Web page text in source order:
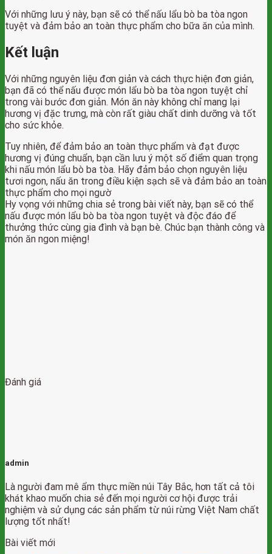
Với những lưu ý này, bạn sẽ có thể nấu lẩu bò ba tòa ngon
tuyệt và đảm bảo an toàn thực phẩm cho bữa ăn của mình.
Kết luận
Với những nguyên liệu đơn giản và cách thực hiện đơn giản,
bạn đã có thể nấu được món lẩu bò ba tòa ngon tuyệt chỉ
trong vài bước đơn giản. Món ăn này không chỉ mang lại
hương vị đặc trưng, mà còn rất giàu chất dinh dưỡng và tốt
cho sức khỏe.
Tuy nhiên, để đảm bảo an toàn thực phẩm và đạt được
hương vị đúng chuẩn, bạn cần lưu ý một số điểm quan trọng
khi nấu món lẩu bò ba tòa. Hãy đảm bảo chọn nguyên liệu
tươi ngon, nấu ăn trong điều kiện sạch sẽ và đảm bảo an toàn
thực phẩm cho mọi ngườ
Hy vọng với những chia sẻ trong bài viết này, bạn sẽ có thể
nấu được món lẩu bò ba tòa ngon tuyệt và độc đáo để
thưởng thức cùng gia đình và bạn bè. Chúc bạn thành công và
món ăn ngon miệng!
Đánh giá
admin
Là người đam mê ẩm thực miền núi Tây Bắc, hơn tất cả tôi
khát khao muốn chia sẻ đến mọi người cơ hội được trải
nghiệm và sử dụng các sản phẩm từ núi rừng Việt Nam chất
lượng tốt nhất!
Bài viết mới